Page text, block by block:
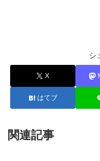
シ
X
はてブ
関連記事